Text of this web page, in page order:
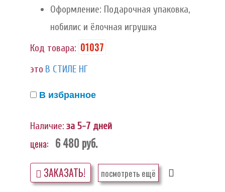
Оформление: Подарочная упаковка,
нобилис и ёлочная игрушка
Код товара: 01037
это В СТИЛЕ НГ
В избранное
Наличие: за 5-7 дней
цена: 6 480руб.
ЗАКАЗАТЬ! посмотреть ещё